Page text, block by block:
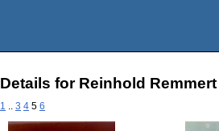
Details for Reinhold Remmert
1 3 4 5 6